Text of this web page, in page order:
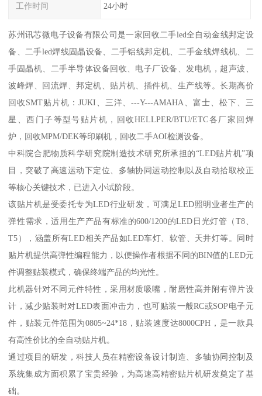
工作时间 24小时
苏州讯芯微电子设备有限公司是一家回收二手led全自动金线邦定设
备、二手led焊线固晶设备、二手铝线邦定机、二手金线焊线机、二
手固晶机、二手半导体设备回收、电子厂设备、发电机，超声波、
波峰焊、回流焊、邦定机、贴片机、插件机、生产线等。长期高价
回收SMT贴片机：JUKI、三洋、---Y---AMAHA、富士、松下、三
星、西门子等型号贴片机，回收HELLPER/BTU/ETC各厂家回焊
炉，回收MPM/DEK等印刷机，回收二手AOI检测设备。
中科院合肥物质科学研究院制造技术研究所承担的“LED贴片机”项
目，突破了高速运动下定位、多轴协同运动控制以及自动拾取校正
等核心关键技术，已进入小试阶段。
该贴片机是受委托专为LED行业研发，可满足LED照明业者生产的
弹性需求，适用生产产品有标准的600/1200的LED日光灯管（T8、
T5），涵盖所有LED相关产品如LED车灯、软管、天井灯等。同时
贴片机提供高弹性编程能力，以便操作者根据不同的BIN值的LED元
件调整贴装模式，确保终端产品的均光性。
此机器针对不同元件特性，采用材质吸嘴，耐磨性高并附有弹片设
计，减少贴装时对LED表面冲击力，也可贴装一般RC或SOP电子元
件，贴装元件范围为0805~24*18，贴装速度达8000CPH，是一款具
有高性价比的全自动贴片机。
通过项目的研发，科技人员在精密设备设计制造、多轴协同控制及
系统集成方面积累了宝贵经验，为高速高精密贴片机研发奠定了基
础。